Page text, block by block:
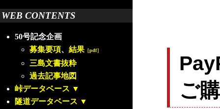
WEB CONTENTS
50号記念企画
募集要項、 結果 ［pdf］
三島文書抜粋
過去記事地図
峠データベース ▼
隧道データベース ▼
ご